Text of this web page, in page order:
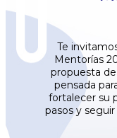
Te
Mentorías
propuesta
pensada
fortalecer su
pasos y